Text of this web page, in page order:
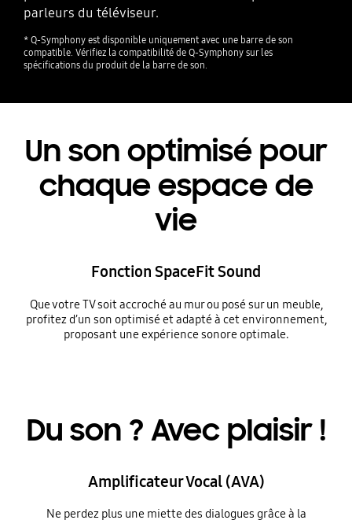
parleurs du téléviseur.
* Q-Symphony est disponible uniquement avec une barre de son
compatible. Vérifiez la compatibilité de Q-Symphony sur les
spécifications du produit de la barre de son.
Un son optimisé pour
chaque espace de
vie
Fonction SpaceFit Sound
Que votre TV soit accroché au mur ou posé sur un meuble,
profitez d’un son optimisé et adapté à cet environnement,
proposant une expérience sonore optimale.
Du son ? Avec plaisir !
Amplificateur Vocal (AVA)
Ne perdez plus une miette des dialogues grâce à la